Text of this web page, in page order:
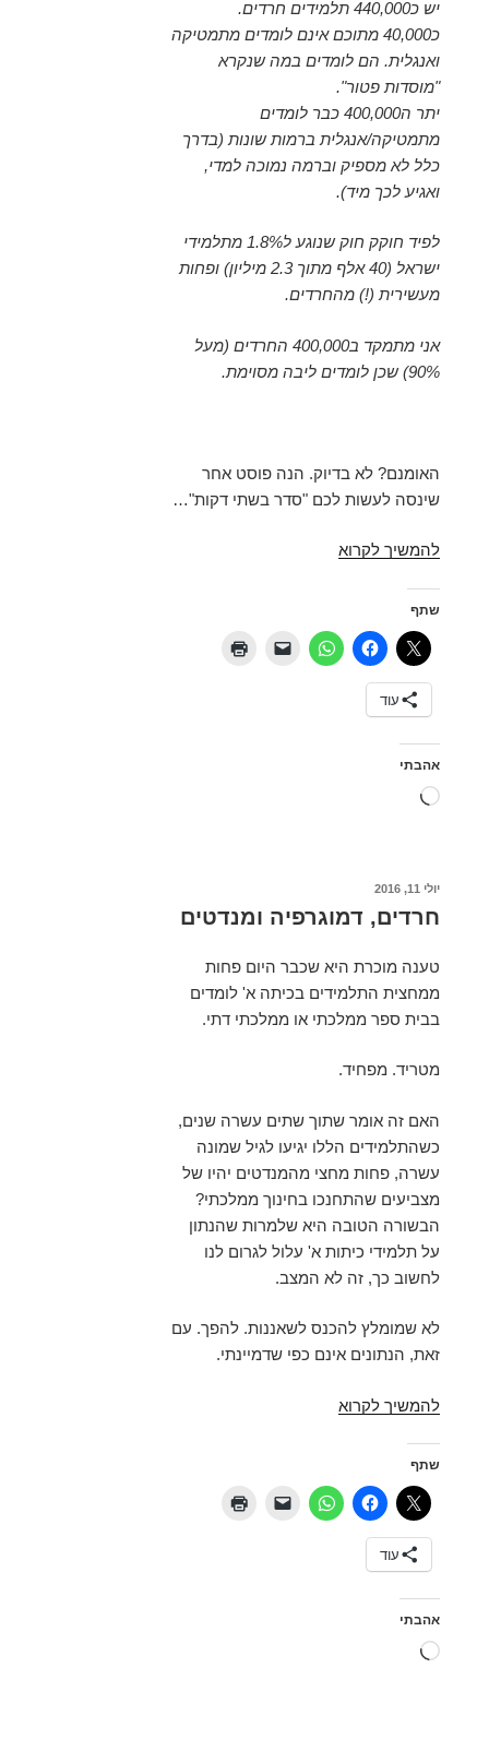
יש כ440,000 תלמידים חרדים.
כ40,000 מתוכם אינם לומדים מתמטיקה
ואנגלית. הם לומדים במה שנקרא
"מוסדות פטור".
יתר ה400,000 כבר לומדים
מתמטיקה/אנגלית ברמות שונות (בדרך
כלל לא מספיק וברמה נמוכה למדי,
ואגיע לכך מיד).
לפיד חוקק חוק שנוגע ל1.8% מתלמידי
ישראל (40 אלף מתוך 2.3 מיליון) ופחות
מעשירית (!) מהחרדים.
אני מתמקד ב400,000 החרדים (מעל
90%) שכן לומדים ליבה מסוימת.
האומנם? לא בדיוק. הנה פוסט אחר
שינסה לעשות לכם "סדר בשתי דקות"…
להמשיך לקרוא
ושר
החינוך
שתף
עוד
אהבתי
טוען...
פורסם
יולי 11, 2016
חרדים, דמוגרפיה ומנדטים
טענה מוכרת היא שכבר היום פחות
ממחצית התלמידים בכיתה א' לומדים
בבית ספר ממלכתי או ממלכתי דתי.
מטריד. מפחיד.
האם זה אומר שתוך שתים עשרה שנים,
כשהתלמידים הללו יגיעו לגיל שמונה
עשרה, פחות מחצי מהמנדטים יהיו של
מצביעים שהתחנכו בחינוך ממלכתי?
הבשורה הטובה היא שלמרות שהנתון
על תלמידי כיתות א' עלול לגרום לנו
לחשוב כך, זה לא המצב.
לא שמומלץ להכנס לשאננות. להפך. עם
זאת, הנתונים אינם כפי שדמיינתי.
להמשיך לקרוא
שתף
עוד
אהבתי
טוען...